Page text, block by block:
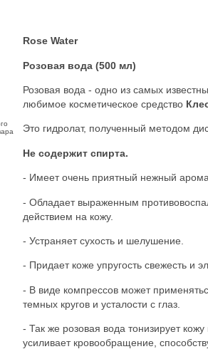
Rose Water
Розовая вода (500 мл)
Розовая вода - одно из самых
любимое косметическое средство
Это гидролат, полученный методом
Не содержит спирта.
- Имеет очень приятный нежный
- Обладает выраженным
действием на кожу.
- Устраняет сухость и шелушение.
- Придает коже упругость свежесть и
- В виде компрессов может
темных кругов и усталости с глаз.
- Так же розовая вода тонизирует
усиливает кровообращение,